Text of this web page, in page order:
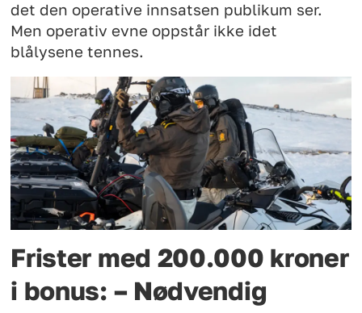
det den operative innsatsen publikum ser.
Men operativ evne oppstår ikke idet
blålysene tennes.
Frister med 200.000 kroner
i bonus: – Nødvendig